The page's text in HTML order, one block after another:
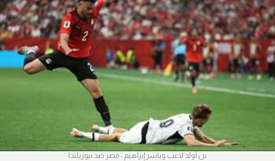
فيديوهات
عدسات
آراء حرة
ركن الألعاب
أمريكا 2026
بن أولد لاعب وياسر إبراهيم - مصر ضد نيوزيلندا